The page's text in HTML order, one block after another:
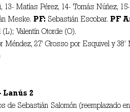
13- Matías Pérez, 14- Tomás Núñez,
Meske. PF: Sebastián Escobar. PF
Valentín Otorde (O).
Méndez, 27’ Grosso por Esquivel y
Lanús 2
de Sebastián Salomón